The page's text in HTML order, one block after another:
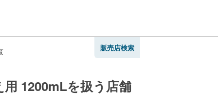
販売店検索
1200mLを扱う店舗